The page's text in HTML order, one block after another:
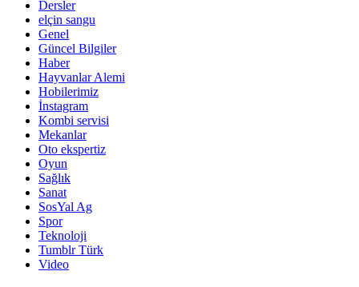
Dersler
elçin sangu
Genel
Güncel Bilgiler
Haber
Hayvanlar Alemi
Hobilerimiz
İnstagram
Kombi servisi
Mekanlar
Oto ekspertiz
Oyun
Sağlık
Sanat
SosYal Ag
Spor
Teknoloji
Tumblr Türk
Video